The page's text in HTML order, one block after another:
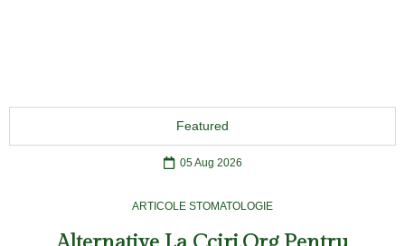
Featured
05 Aug 2026
ARTICOLE STOMATOLOGIE